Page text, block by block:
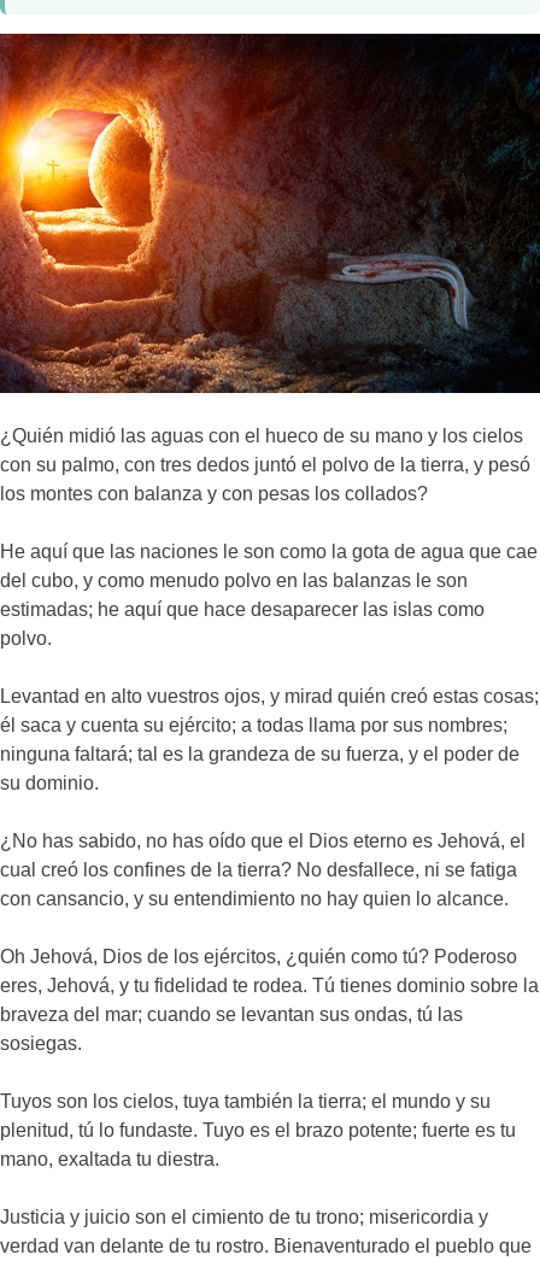
¿Quién midió las aguas con el hueco de su mano y los cielos
con su palmo, con tres dedos juntó el polvo de la tierra, y pesó
los montes con balanza y con pesas los collados?
He aquí que las naciones le son como la gota de agua que cae
del cubo, y como menudo polvo en las balanzas le son
estimadas; he aquí que hace desaparecer las islas como
polvo.
Levantad en alto vuestros ojos, y mirad quién creó estas cosas;
él saca y cuenta su ejército; a todas llama por sus nombres;
ninguna faltará; tal es la grandeza de su fuerza, y el poder de
su dominio.
¿No has sabido, no has oído que el Dios eterno es Jehová, el
cual creó los confines de la tierra? No desfallece, ni se fatiga
con cansancio, y su entendimiento no hay quien lo alcance.
Oh Jehová, Dios de los ejércitos, ¿quién como tú? Poderoso
eres, Jehová, y tu fidelidad te rodea. Tú tienes dominio sobre la
braveza del mar; cuando se levantan sus ondas, tú las
sosiegas.
Tuyos son los cielos, tuya también la tierra; el mundo y su
plenitud, tú lo fundaste. Tuyo es el brazo potente; fuerte es tu
mano, exaltada tu diestra.
Justicia y juicio son el cimiento de tu trono; misericordia y
verdad van delante de tu rostro. Bienaventurado el pueblo que